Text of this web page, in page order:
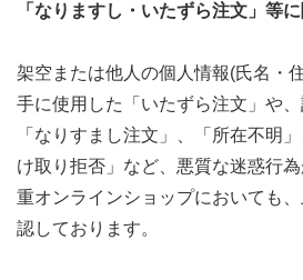
「なりますし・いたずら注文」等
架空または他人の個人情報(氏名・
手に使用した「いたずら注文」や
「なりすまし注文」、「所在不明
け取り拒否」など、悪質な迷惑行
重オンラインショップにおいても
認しております。